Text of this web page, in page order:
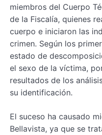
miembros del Cuerpo
de la Fiscalía, quienes
cuerpo e iniciaron las
crimen. Según los
estado de
el sexo de la víctima,
resultados de los
su identificación.
El suceso ha causado
Bellavista, ya que se